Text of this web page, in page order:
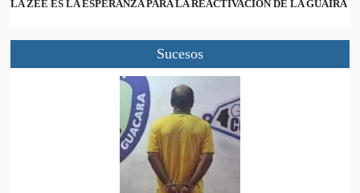
LA ZEE ES LA ESPERANZA PARA LA REACTIVACIÓN DE LA GUAIRA
Sucesos